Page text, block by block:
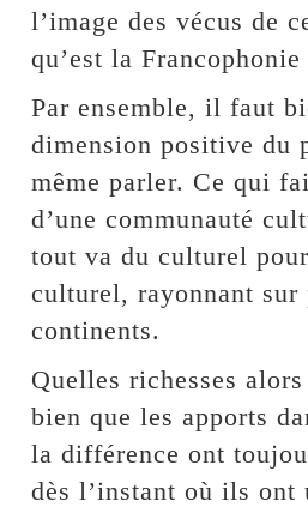
l’image des vécus de
qu’est la Francophonie
Par ensemble, il faut
dimension positive du
même parler. Ce qui
d’une communauté
tout va du culturel
culturel, rayonnant sur
continents.
Quelles richesses
bien que les apports
la différence ont
dès l’instant où ils ont